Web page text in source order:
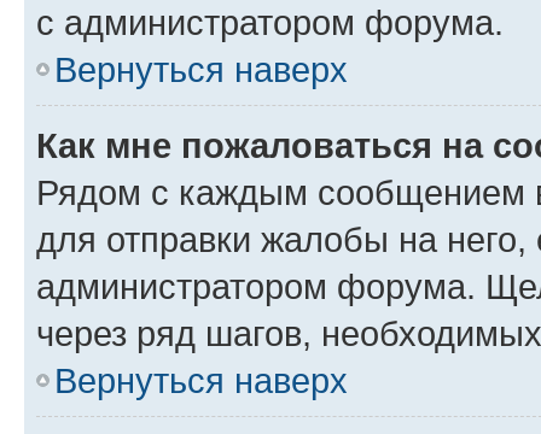
с администратором форума.
Вернуться наверх
Как мне пожаловаться на
Рядом с каждым сообщением
для отправки жалобы на
администратором форума.
через ряд шагов,
Вернуться наверх